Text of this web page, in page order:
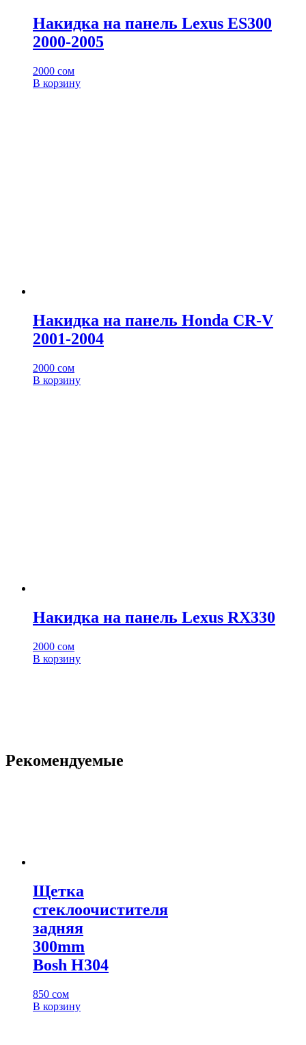
Накидка на панель Lexus ES300
2000-2005
2000 сом
В корзину
Накидка на панель Honda CR-V
2001-2004
2000 сом
В корзину
Накидка на панель Lexus RX330
2000 сом
В корзину
Рекомендуемые
Щетка
стеклоочистителя
задняя
300mm
Bosh H304
850 сом
В корзину